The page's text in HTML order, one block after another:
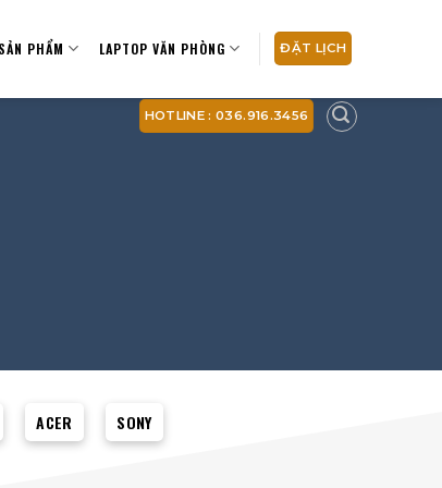
SẢN PHẨM LAPTOP VĂN PHÒNG ĐẶT LỊCH
HOTLINE : 036.916.3456
ACER SONY